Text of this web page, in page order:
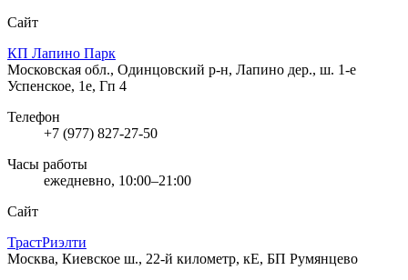
Сайт
КП Лапино Парк
Московская обл., Одинцовский р-н, Лапино дер., ш. 1-е
Успенское, 1е, Гп 4
Телефон
+7 (977) 827-27-50
Часы работы
ежедневно, 10:00–21:00
Сайт
ТрастРиэлти
Москва, Киевское ш., 22-й километр, кЕ, БП Румянцево